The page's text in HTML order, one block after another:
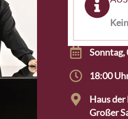
Sonntag,
18:00
Haus
Großer